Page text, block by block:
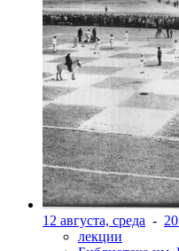
12 августа, среда -
лекции